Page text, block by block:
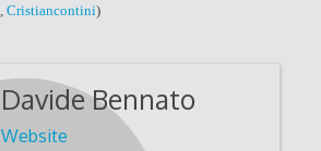
Cristiancontini)
Davide Bennato
Website